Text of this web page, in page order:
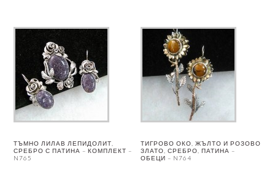
ТЪМНО ЛИЛАВ ЛЕПИДОЛИТ,
СРЕБРО С ПАТИНА – КОМПЛЕКТ –
N765
ТИГРОВО ОКО, ЖЪЛТО И РОЗОВО
ЗЛАТО, СРЕБРО, ПАТИНА –
ОБЕЦИ – N764